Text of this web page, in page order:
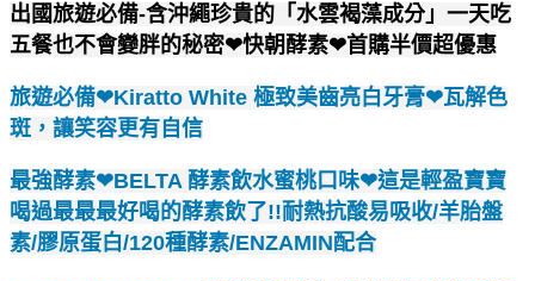
出國旅遊必備-含沖繩珍貴的「水雲褐藻成分」一天吃
五餐也不會變胖的秘密❤快朝酵素❤首購半價超優惠
旅遊必備❤Kiratto White 極致美齒亮白牙膏❤瓦解色
斑，讓笑容更有自信
最強酵素❤BELTA 酵素飲水蜜桃口味❤這是輕盈寶寶
喝過最最最好喝的酵素飲了!!耐熱抗酸易吸收/羊胎盤
素/膠原蛋白/120種酵素/ENZAMIN配合